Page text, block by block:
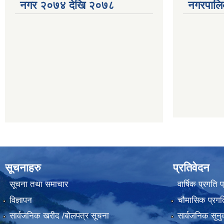
नगर २०७४ देखि २०७८
सूचनाहरु
सूचना तथा समाचार
विज्ञापन
सार्वजनिक खरीद /बोलपत्र सूचना
प्रतिवेदन
वार्षिक प्रगति
चौमासिक
सार्वजनिक